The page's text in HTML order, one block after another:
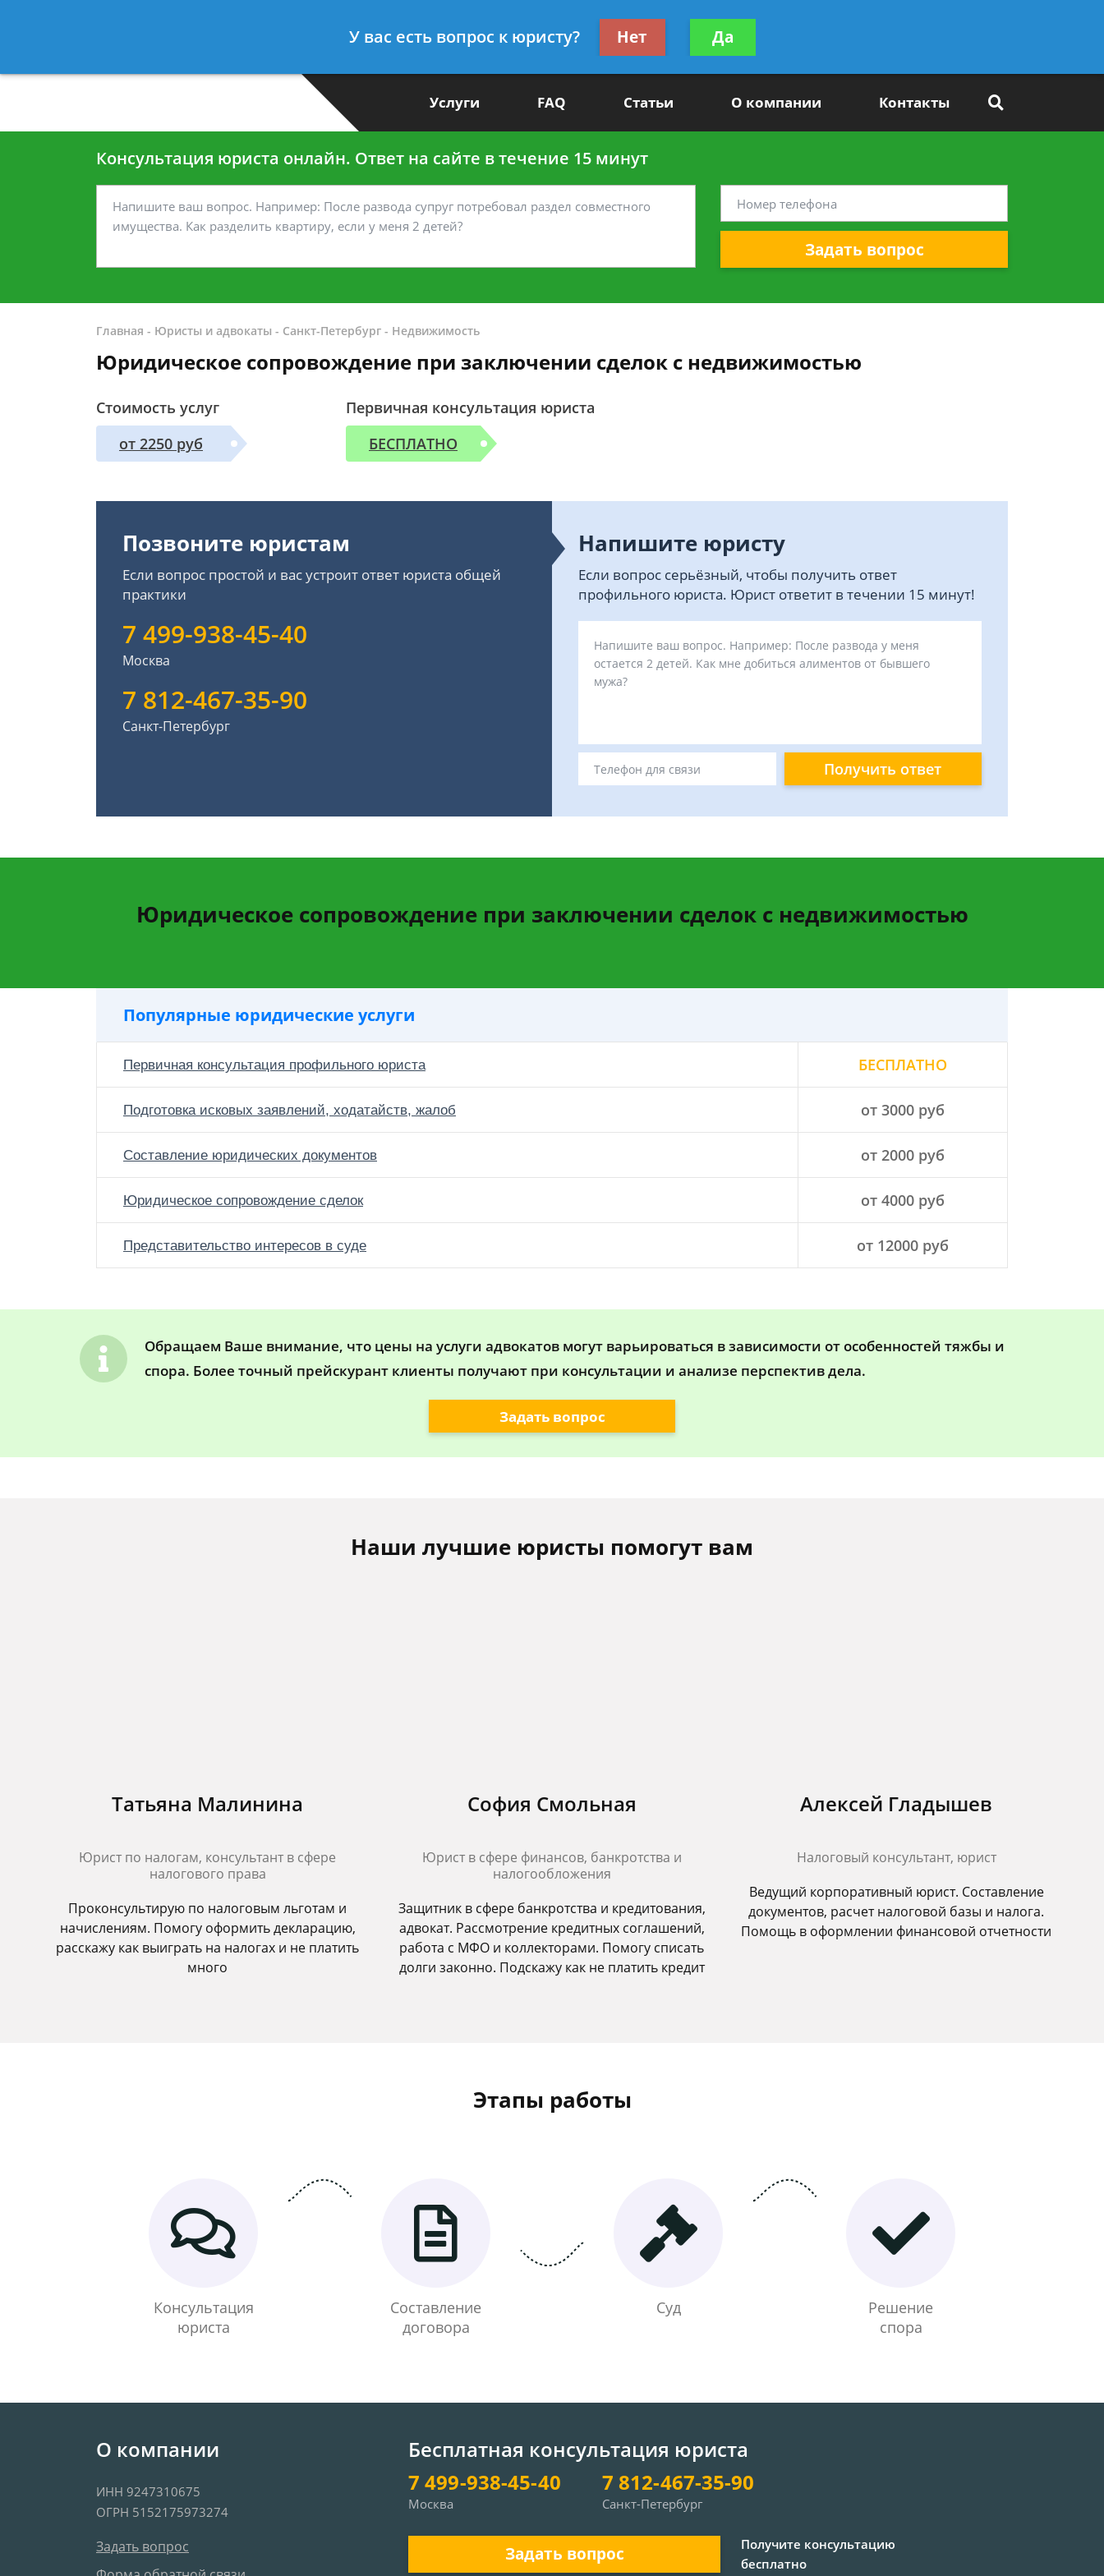
7 812-467-35-90
Получите консультацию
бесплатно
Услуги FAQ Статьи О компании Контакты
Консультация юриста онлайн. Ответ на сайте в течение 15 минут
Задать вопрос
Главная - Юристы и адвокаты - Санкт-Петербург - Недвижимость
Юридическое сопровождение при заключении сделок с недвижимостью
Стоимость услуг
от 2250 руб
Первичная консультация юриста
БЕСПЛАТНО
Позвоните юристам
Если вопрос простой и вас устроит ответ юриста общей
практики
7 499-938-45-40
Москва
7 812-467-35-90
Санкт-Петербург
Напишите юристу
Если вопрос серьёзный, чтобы получить ответ
профильного юриста. Юрист ответит в течении 15 минут!
Получить ответ
Юридическое сопровождение при заключении сделок с недвижимостью
Популярные юридические услуги
Первичная консультация профильного юриста БЕСПЛАТНО
Подготовка исковых заявлений, ходатайств, жалоб от 3000 руб
Составление юридических документов от 2000 руб
Юридическое сопровождение сделок от 4000 руб
Представительство интересов в суде от 12000 руб
Обращаем Ваше внимание, что цены на услуги адвокатов могут варьироваться в зависимости от особенностей тяжбы и
спора. Более точный прейскурант клиенты получают при консультации и анализе перспектив дела.
Задать вопрос
Наши лучшие юристы помогут вам
Татьяна Малинина
Юрист по налогам, консультант в сфере
налогового права
Проконсультирую по налоговым льготам и
начислениям. Помогу оформить декларацию,
расскажу как выиграть на налогах и не платить
много
София Смольная
Юрист в сфере финансов, банкротства и
налогообложения
Защитник в сфере банкротства и кредитования,
адвокат. Рассмотрение кредитных соглашений,
работа с МФО и коллекторами. Помогу списать
долги законно. Подскажу как не платить кредит
Алексей Гладышев
Налоговый консультант, юрист
Ведущий корпоративный юрист. Составление
документов, расчет налоговой базы и налога.
Помощь в оформлении финансовой отчетности
Этапы работы
Консультация
юриста
Составление
договора
Суд
Решение
спора
О компании
ИНН 9247310675
ОГРН 5152175973274
Задать вопрос
Бесплатная консультация юриста
7 499-938-45-40
Москва
7 812-467-35-90
Санкт-Петербург
Задать вопрос
Получите консультацию
бесплатно
У вас есть вопрос к юристу? Нет Да